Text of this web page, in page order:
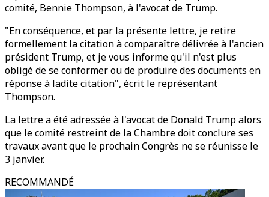
comité, Bennie Thompson, à l'avocat de Trump.
"En conséquence, et par la présente lettre, je retire
formellement la citation à comparaître délivrée à l'ancien
président Trump, et je vous informe qu'il n'est plus
obligé de se conformer ou de produire des documents en
réponse à ladite citation", écrit le représentant
Thompson.
La lettre a été adressée à l'avocat de Donald Trump alors
que le comité restreint de la Chambre doit conclure ses
travaux avant que le prochain Congrès ne se réunisse le
3 janvier.
RECOMMANDÉ